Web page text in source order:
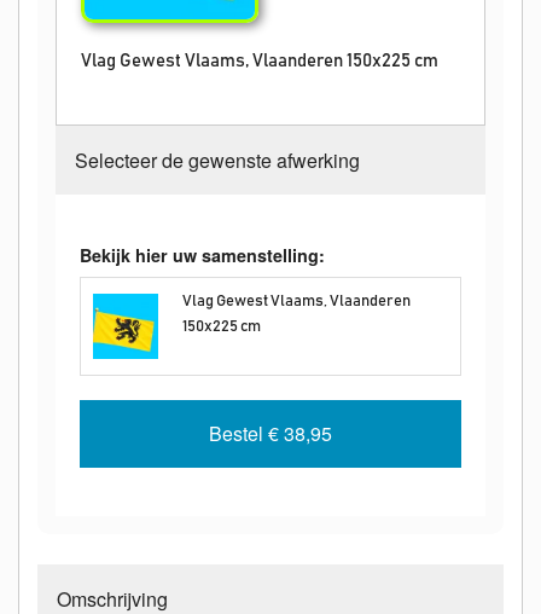
Vlag Gewest Vlaams, Vlaanderen 150x225 cm
Selecteer de gewenste afwerking
Bekijk hier uw samenstelling:
Vlag Gewest Vlaams, Vlaanderen
150x225 cm
Bestel € 38,95
Omschrijving